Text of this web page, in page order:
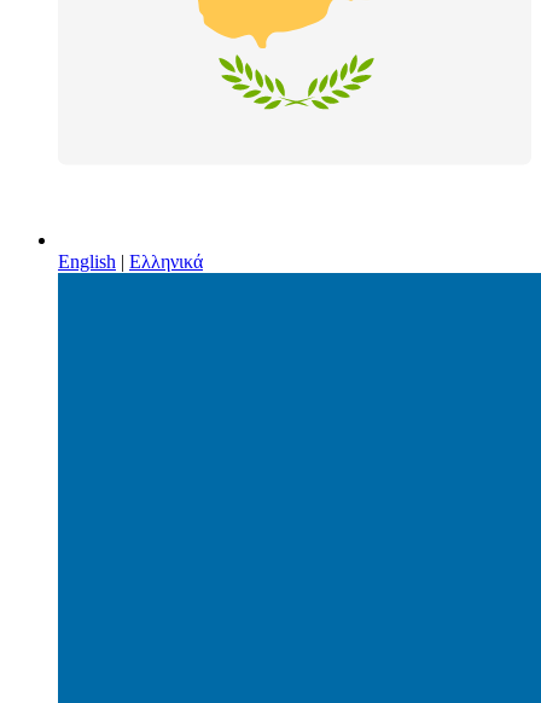
English | Ελληνικά